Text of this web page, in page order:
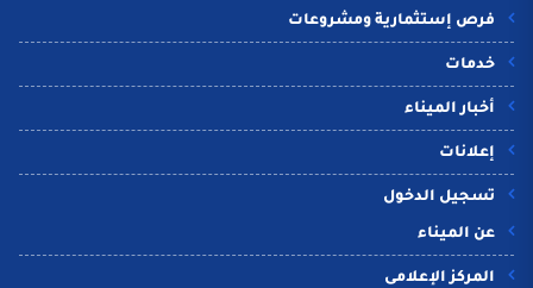
فرص إستثمارية ومشروعات
خدمات
أخبار الميناء
إعلانات
تسجيل الدخول
عن الميناء
المركز الإعلامى